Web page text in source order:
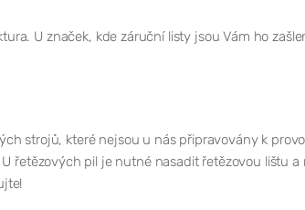
U značek, kde záruční listy jsou Vám ho
strojů, které nejsou u nás připravovány k
řetězových pil je nutné nasadit řetězovou lištu a